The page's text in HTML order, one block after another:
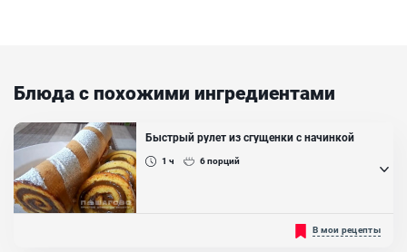
Блюда с похожими ингредиентами
Быстрый рулет из сгущенки с начинкой
1 ч 6порций
Рулет на основе бисквита и сгущённого молока получается очень
нежным и точно вкуснее магазинного. Воздушный бисквит
В мои рецепты